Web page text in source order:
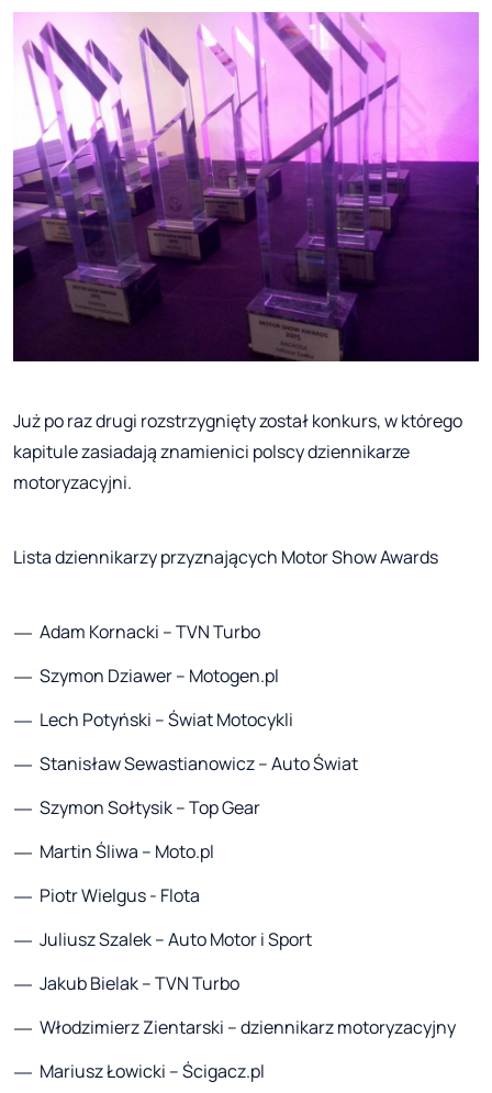
Już po raz drugi rozstrzygnięty został konkurs, w którego
kapitule zasiadają znamienici polscy dziennikarze
motoryzacyjni.
Lista dziennikarzy przyznających Motor Show Awards
Adam Kornacki – TVN Turbo
Szymon Dziawer – Motogen.pl
Lech Potyński – Świat Motocykli
Stanisław Sewastianowicz – Auto Świat
Szymon Sołtysik – Top Gear
Martin Śliwa – Moto.pl
Piotr Wielgus - Flota
Juliusz Szalek – Auto Motor i Sport
Jakub Bielak – TVN Turbo
Włodzimierz Zientarski – dziennikarz motoryzacyjny
Mariusz Łowicki – Ścigacz.pl